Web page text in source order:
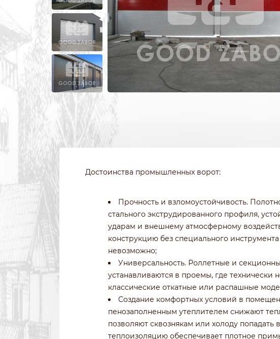
СВАРНЫЕ ЗАБОРЫ
ЗАБОРЫ ДЛЯ ДАЧИ
ДЕРЕВЯННЫЕ
ПОД ДЕРЕВО
ПОД КАМЕНЬ
С КОВАНЫМИ ЭЛЕМЕНТАМИ
Достоинства промышленных ворот:
Прочность и взломоустойчивость.
стального экструдированного профиля,
ударам и внешнему атмосферному
конструкцию без специального
невозможно;
Универсальность. Роллетные и
устанавливаются в проемы, где технически
классические откатные или распашные
Создание комфортных условий в
пенозаполненным утеплителем снижают
позволяют сквознякам или холоду попадать
теплоизоляцию обеспечивает плотное